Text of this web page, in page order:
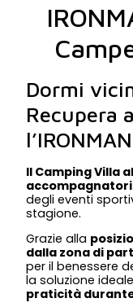
Dormi
Recupera
Il Camping Villa
accompagnatori
degli eventi
stagione.
Grazie alla
dalla zona di
per il benessere
la soluzione
praticità